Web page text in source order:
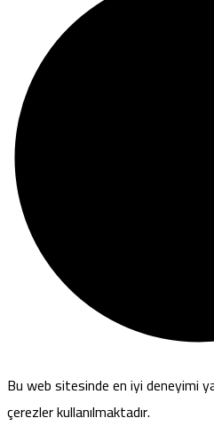
Bu web sitesinde en iyi deneyimi
çerezler kullanılmaktadır.